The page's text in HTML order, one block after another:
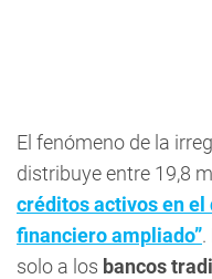
El fenómeno de la
distribuye entre 19,8
créditos activos en el
financiero ampliado”
solo a los bancos